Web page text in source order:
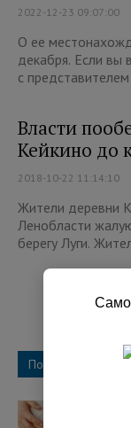
2022-12-23 09:07:00
О ее
декабря. Если вы
с
Власти
Кейкино до
2018-10-22 11:14:10
Жители деревни
Ленобласти
берегу Луги.
Популярное
В